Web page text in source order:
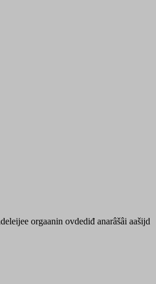
orgaanin ovdediđ anarâšâi aašijd